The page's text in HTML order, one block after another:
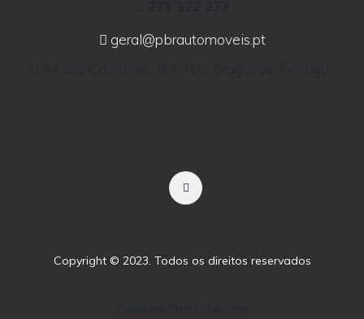
geral@pbrautomoveis.pt
Copyright © 2023. Todos os direitos reservados